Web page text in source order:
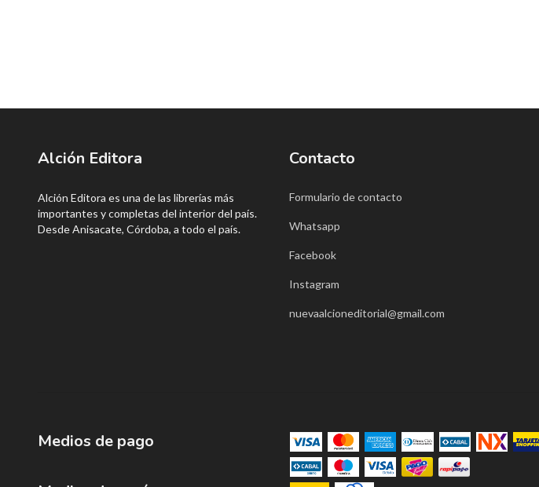
Alción Editora
Alción Editora es una de las librerías más
importantes y completas del interior del país.
Desde Anisacate, Córdoba, a todo el país.
Contacto
Formulario de contacto
Whatsapp
Facebook
Instagram
nuevaalcioneditorial@gmail.com
Medios de pago